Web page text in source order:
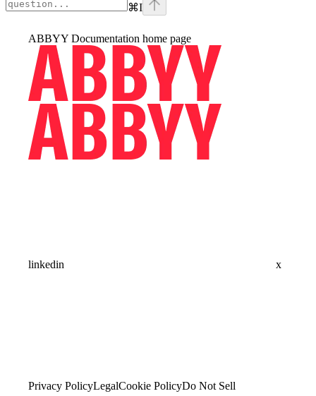
⌘I
ABBYY Documentation home page
linkedin x
Privacy PolicyLegalCookie PolicyDo Not Sell